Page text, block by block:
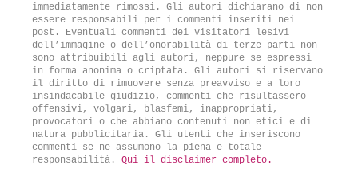
immediatamente rimossi. Gli autori dichiarano di non
essere responsabili per i commenti inseriti nei
post. Eventuali commenti dei visitatori lesivi
dell’immagine o dell’onorabilità di terze parti non
sono attribuibili agli autori, neppure se espressi
in forma anonima o criptata. Gli autori si riservano
il diritto di rimuovere senza preavviso e a loro
insindacabile giudizio, commenti che risultassero
offensivi, volgari, blasfemi, inappropriati,
provocatori o che abbiano contenuti non etici e di
natura pubblicitaria. Gli utenti che inseriscono
commenti se ne assumono la piena e totale
responsabilità. Qui il disclaimer completo.